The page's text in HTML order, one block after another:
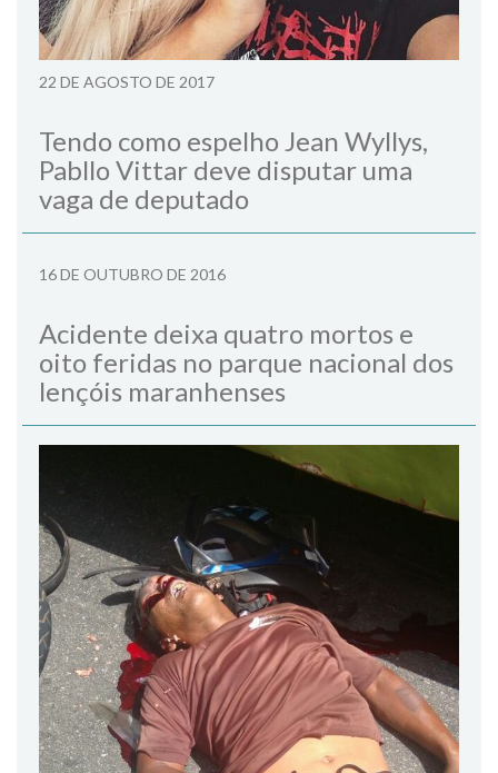
22 DE AGOSTO DE 2017
Tendo como espelho Jean Wyllys,
Pabllo Vittar deve disputar uma
vaga de deputado
16 DE OUTUBRO DE 2016
Acidente deixa quatro mortos e
oito feridas no parque nacional dos
lençóis maranhenses